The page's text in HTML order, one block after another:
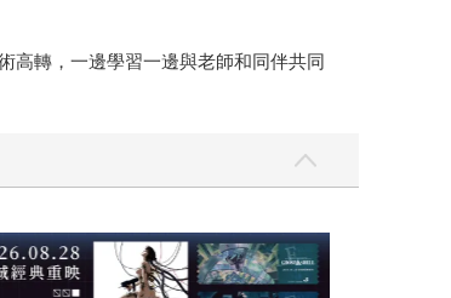
高轉，一邊學習一邊與老師和同伴共同